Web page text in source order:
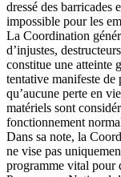
dressé des barricades
impossible pour les
La Coordination
d’injustes,
constitue une atteinte
tentative manifeste de
qu’aucune perte en
matériels sont
fonctionnement
Dans sa note, la
ne vise pas
programme vital pour